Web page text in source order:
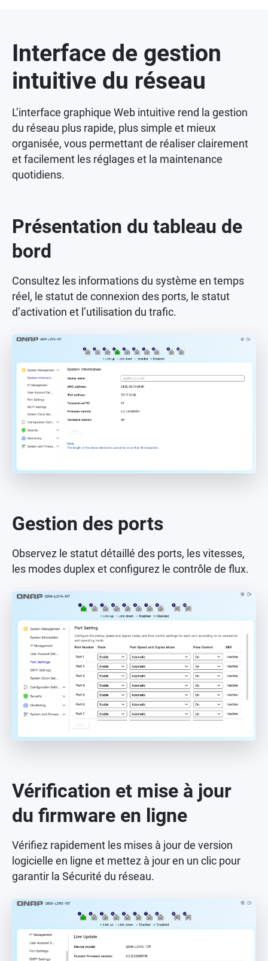
Interface de gestion
intuitive du réseau
L’interface graphique Web intuitive rend la gestion
du réseau plus rapide, plus simple et mieux
organisée, vous permettant de réaliser clairement
et facilement les réglages et la maintenance
quotidiens.
Présentation du tableau de
bord
Consultez les informations du système en temps
réel, le statut de connexion des ports, le statut
d’activation et l’utilisation du trafic.
Gestion des ports
Observez le statut détaillé des ports, les vitesses,
les modes duplex et configurez le contrôle de flux.
Vérification et mise à jour
du firmware en ligne
Vérifiez rapidement les mises à jour de version
logicielle en ligne et mettez à jour en un clic pour
garantir la Sécurité du réseau.